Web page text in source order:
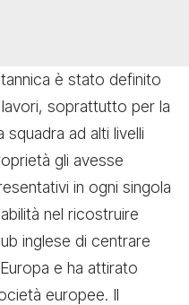
è stato definito
soprattutto per la
ad alti livelli
gli avesse
in ogni singola
nel ricostruire
inglese di centrare
e ha attirato
europee. Il